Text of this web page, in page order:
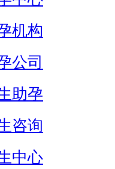
机构
公司
助孕
咨询
中心